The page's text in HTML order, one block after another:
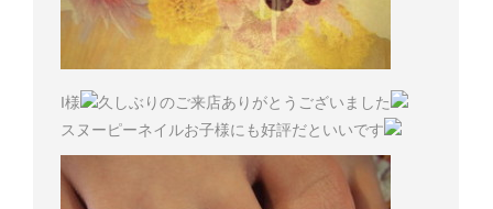
I様
久しぶりのご来店ありがとうございました
スヌーピーネイルお子様にも好評だといいです